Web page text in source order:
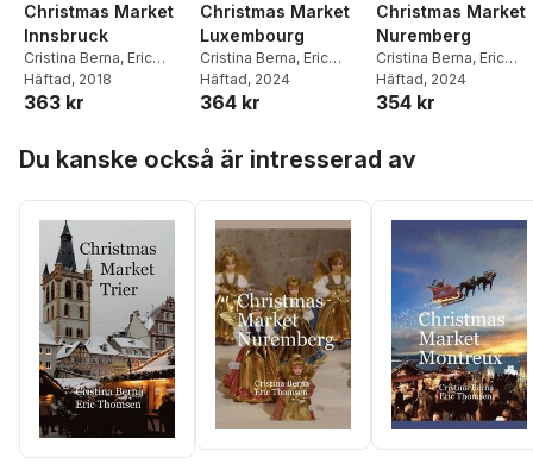
Christmas Market
Innsbruck
Cristina Berna, Eric
Thomsen
Häftad, 2018
363 kr
Christmas Market
Luxembourg
Cristina Berna, Eric
Thomsen
Häftad, 2024
364 kr
Christmas Market
Nuremberg
Cristina Berna, Eric
Thomsen
Häftad, 2024
354 kr
Du kanske också är intresserad av